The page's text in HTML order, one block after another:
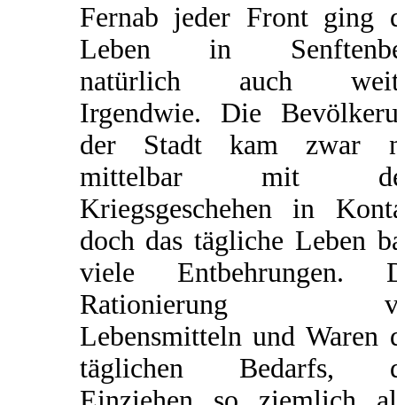
Fernab jeder Front ging
Leben in
natürlich auch
Irgendwie. Die
der Stadt kam zwar
mittelbar mit
Kriegsgeschehen in
doch das tägliche Leben
viele Entbehrungen.
Rationierung
Lebensmitteln und Waren
täglichen Bedarfs,